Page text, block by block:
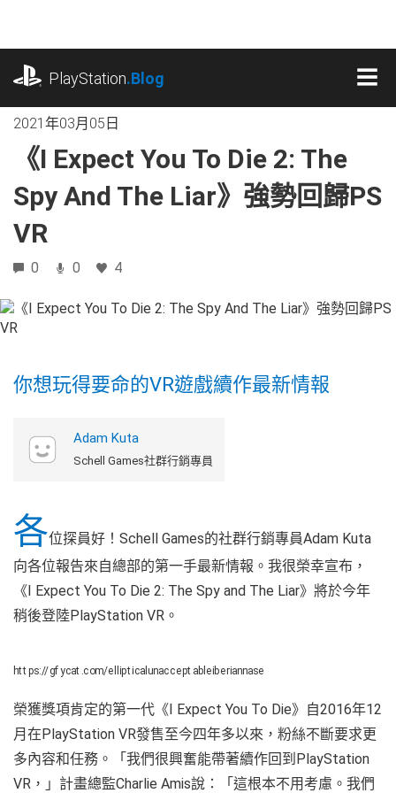
內
PlayStation.Blog
2021年03月05日
《I Expect You To Die 2: The
Spy And The Liar》強勢回歸PS
VR
0 0 4
你想玩得要命的VR遊戲續作最新情報
Adam Kuta
Schell Games社群行銷專員
各位探員好！Schell Games的社群行銷專員Adam Kuta
向各位報告來自總部的第一手最新情報。我很榮幸宣布，
《I Expect You To Die 2: The Spy and The Liar》將於今年
稍後登陸PlayStation VR。
https://gfycat.com/ellipticalunacceptableiberiannase
榮獲獎項肯定的第一代《I Expect You To Die》自2016年12
月在PlayStation VR發售至今四年多以來，粉絲不斷要求更
多內容和任務。「我們很興奮能帶著續作回到PlayStation
VR，」計畫總監Charlie Amis說：「這根本不用考慮。我們